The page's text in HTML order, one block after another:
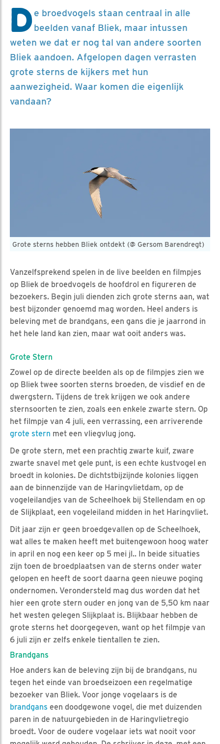
De broedvogels staan centraal in alle
beelden vanaf Bliek, maar intussen
weten we dat er nog tal van andere soorten
Bliek aandoen. Afgelopen dagen verrasten
grote sterns de kijkers met hun
aanwezigheid. Waar komen die eigenlijk
vandaan?
Grote sterns hebben Bliek ontdekt (@ Gersom Barendregt)
Vanzelfsprekend spelen in de live beelden en filmpjes
op Bliek de broedvogels de hoofdrol en figureren de
bezoekers. Begin juli dienden zich grote sterns aan, wat
best bijzonder genoemd mag worden. Heel anders is
beleving met de brandgans, een gans die je jaarrond in
het hele land kan zien, maar wat ooit anders was.
Grote Stern
Zowel op de directe beelden als op de filmpjes zien we
op Bliek twee soorten sterns broeden, de visdief en de
dwergstern. Tijdens de trek krijgen we ook andere
sternsoorten te zien, zoals een enkele zwarte stern. Op
het filmpje van 4 juli, een verrassing, een arriverende
grote stern met een vliegvlug jong.
De grote stern, met een prachtig zwarte kuif, zware
zwarte snavel met gele punt, is een echte kustvogel en
broedt in kolonies. De dichtstbijzijnde kolonies liggen
aan de binnenzijde van de Haringvlietdam, op de
vogeleilandjes van de Scheelhoek bij Stellendam en op
de Slijkplaat, een vogeleiland midden in het Haringvliet.
Dit jaar zijn er geen broedgevallen op de Scheelhoek,
wat alles te maken heeft met buitengewoon hoog water
in april en nog een keer op 5 mei jl.. In beide situaties
zijn toen de broedplaatsen van de sterns onder water
gelopen en heeft de soort daarna geen nieuwe poging
ondernomen. Verondersteld mag dus worden dat het
hier een grote stern ouder en jong van de 5,50 km naar
het westen gelegen Slijkplaat is. Blijkbaar hebben de
grote sterns het doorgegeven, want op het filmpje van
6 juli zijn er zelfs enkele tientallen te zien.
Brandgans
Hoe anders kan de beleving zijn bij de brandgans, nu
tegen het einde van broedseizoen een regelmatige
bezoeker van Bliek. Voor jonge vogelaars is de
brandgans een doodgewone vogel, die met duizenden
paren in de natuurgebieden in de Haringvlietregio
broedt. Voor de oudere vogelaar iets wat nooit voor